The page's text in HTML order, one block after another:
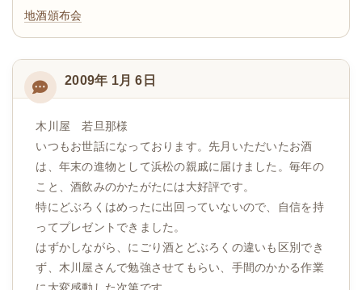
地酒頒布会
2009年 1月 6日
木川屋 若旦那様
いつもお世話になっております。先月いただいたお酒
は、年末の進物として浜松の親戚に届けました。毎年の
こと、酒飲みのかたがたには大好評です。
特にどぶろくはめったに出回っていないので、自信を持
ってプレゼントできました。
はずかしながら、にごり酒とどぶろくの違いも区別でき
ず、木川屋さんで勉強させてもらい、手間のかかる作業